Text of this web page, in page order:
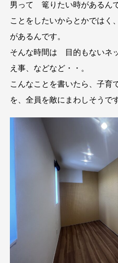
男って 篭りたい時があるん
ことをしたいからとかでは
があるんです。
そんな時間は 目的もないネ
え事、などなど・・。
こんなことを書いたら、子育
を、全員を敵にまわしそうで